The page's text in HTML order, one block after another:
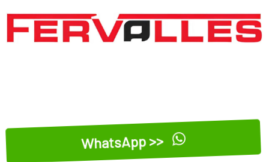
WhatsApp >>